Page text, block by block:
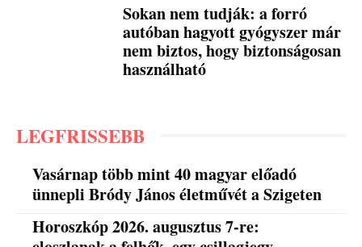
Sokan nem tudják: a forró
autóban hagyott gyógyszer már
nem biztos, hogy biztonságosan
használható
LEGFRISSEBB
Vasárnap több mint 40 magyar előadó
ünnepli Bródy János életművét a Szigeten
Horoszkóp 2026. augusztus 7-re: